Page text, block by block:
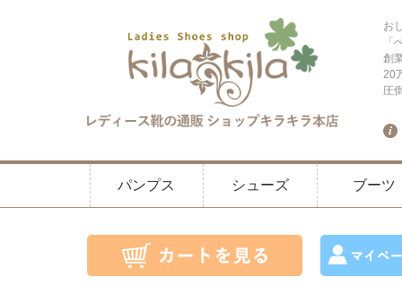
お
「
創
20
圧
パンプス シューズ ブーツ